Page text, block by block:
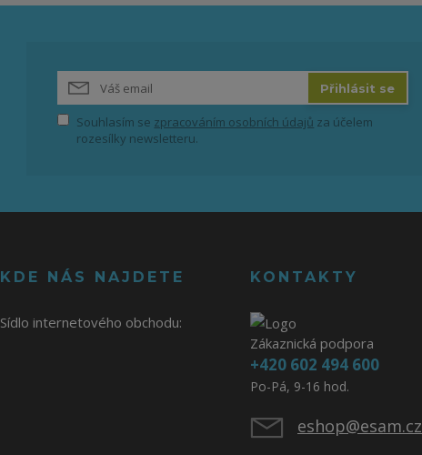
Přihlásit se
Souhlasím se zpracováním osobních údajů za účelem
rozesílky newsletteru.
KDE NÁS NAJDETE
Sídlo internetového obchodu:
KONTAKTY
Zákaznická podpora
+420 602 494 600
Po-Pá, 9-16 hod.
eshop@esam.cz